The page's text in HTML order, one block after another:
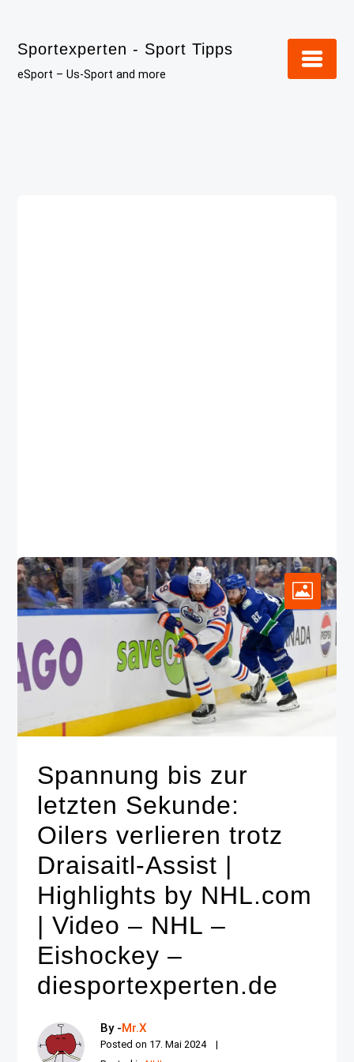
content
Sportexperten - Sport Tipps
eSport – Us-Sport and more
Spannung bis zur
letzten Sekunde:
Oilers verlieren trotz
Draisaitl-Assist |
Highlights by NHL.com
| Video – NHL –
Eishockey –
diesportexperten.de
By -Mr.X
Posted on 17. Mai 2024